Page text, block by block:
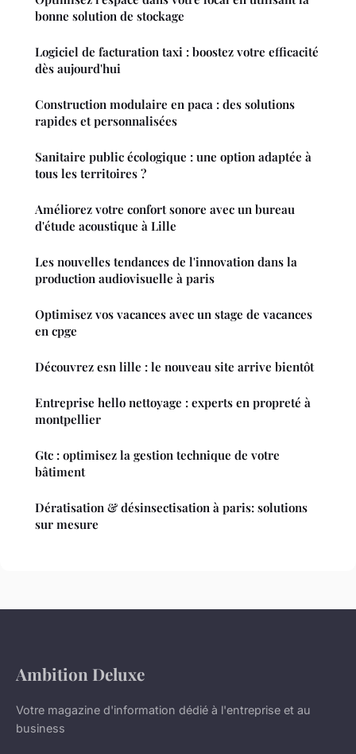
bonne solution de stockage
Logiciel de facturation taxi : boostez votre efficacité
dès aujourd'hui
Construction modulaire en paca : des solutions
rapides et personnalisées
Sanitaire public écologique : une option adaptée à
tous les territoires ?
Améliorez votre confort sonore avec un bureau
d'étude acoustique à Lille
Les nouvelles tendances de l'innovation dans la
production audiovisuelle à paris
Optimisez vos vacances avec un stage de vacances
en cpge
Découvrez esn lille : le nouveau site arrive bientôt
Entreprise hello nettoyage : experts en propreté à
montpellier
Gtc : optimisez la gestion technique de votre
bâtiment
Dératisation & désinsectisation à paris: solutions
sur mesure
Ambition Deluxe
Votre magazine d'information dédié à l'entreprise et au
business